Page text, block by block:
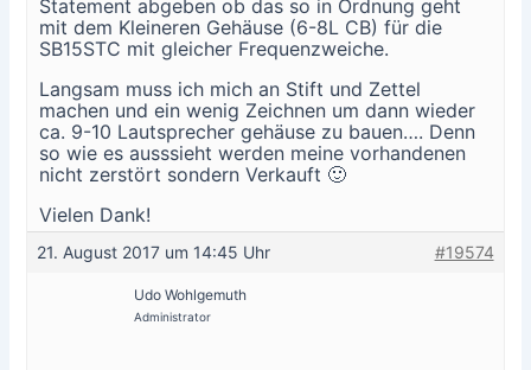
Statement abgeben ob das so in Ordnung geht
mit dem Kleineren Gehäuse (6-8L CB) für die
SB15STC mit gleicher Frequenzweiche.
Langsam muss ich mich an Stift und Zettel
machen und ein wenig Zeichnen um dann wieder
ca. 9-10 Lautsprecher gehäuse zu bauen…. Denn
so wie es ausssieht werden meine vorhandenen
nicht zerstört sondern Verkauft 🙂
Vielen Dank!
21. August 2017 um 14:45 Uhr #19574
Udo Wohlgemuth
Administrator